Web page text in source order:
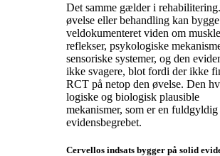
Det samme gælder i
øvelse eller behandling kan
veldokumenteret viden om
reflekser, psykologiske
sensoriske systemer, og den
ikke svagere, blot fordi der ikke
RCT på netop den øvelse. Den
logiske og biologisk plausible
mekanismer, som er en
evidensbegrebet.
Cervellos indsats bygger på solid